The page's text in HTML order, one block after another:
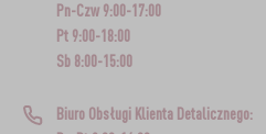
Pn-Czw 9:00-17:00
Pt 9:00-18:00
Sb 8:00-15:00
Biuro Obsługi Klienta Detalicznego: